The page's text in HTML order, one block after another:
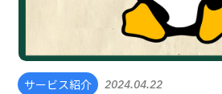
サービス紹介 2024.04.22